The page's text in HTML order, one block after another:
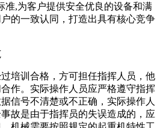
准,为客户提供安全优良的设备和满
的一致认同，打造出具有核心竞争
培训合格，方可担任指挥人员，他
作。实际操作人员应严格遵守指挥
信号不清楚或不正确，实际操作人
故是由于指挥员的失误造成的，应